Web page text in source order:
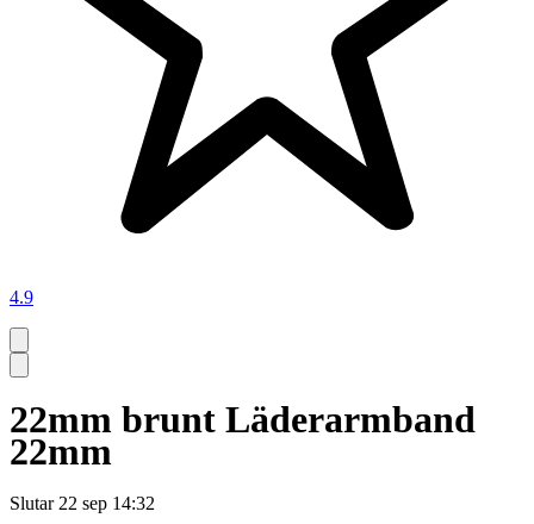
4.9
22mm brunt Läderarmband
22mm
Slutar 22 sep 14:32